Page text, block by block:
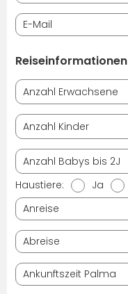
Reiseinformationen
Haustiere: Ja